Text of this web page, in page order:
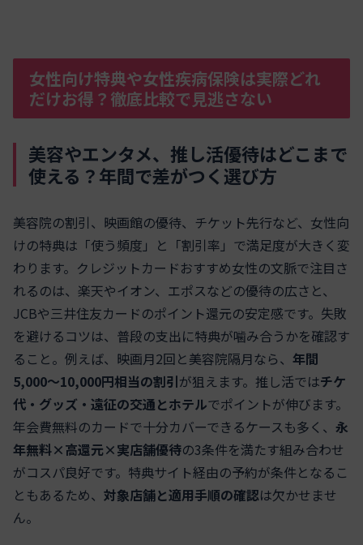
女性向け特典や女性疾病保険は実際どれ
だけお得？徹底比較で見逃さない
美容やエンタメ、推し活優待はどこまで
使える？年間で差がつく選び方
美容院の割引、映画館の優待、チケット先行など、女性向
けの特典は「使う頻度」と「割引率」で満足度が大きく変
わります。クレジットカードおすすめ女性の文脈で注目さ
れるのは、楽天やイオン、エポスなどの優待の広さと、
JCBや三井住友カードのポイント還元の安定感です。失敗
を避けるコツは、普段の支出に特典が噛み合うかを確認す
ること。例えば、映画月2回と美容院隔月なら、 年間
5,000〜10,000円相当の割引が狙えます。推し活ではチケ
代・グッズ・遠征の交通とホテルでポイントが伸びます。
年会費無料のカードで十分カバーできるケースも多く、 永
年無料×高還元×実店舗優待の3条件を満たす組み合わせ
がコスパ良好です。特典サイト経由の予約が条件となるこ
ともあるため、 対象店舗と適用手順の確認は欠かせませ
ん。